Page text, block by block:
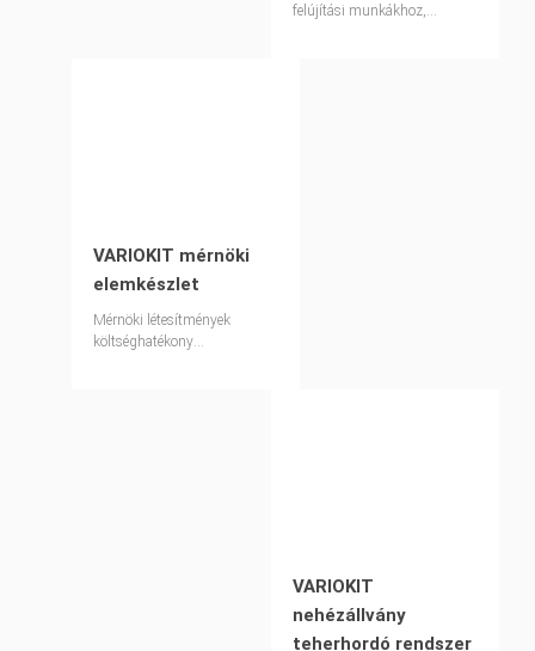
felújítási munkákhoz,
VARIOKIT mérnöki
elemkészlet
Mérnöki létesítmények
költséghatékony
VARIOKIT
nehézállvány
teherhordó rendszer